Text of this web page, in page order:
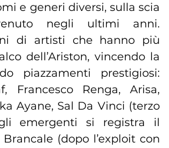
e generi diversi, sulla scia
negli ultimi anni.
di artisti che hanno più
dell’Ariston, vincendo la
piazzamenti prestigiosi:
Francesco Renga, Arisa,
Ayane, Sal Da Vinci (terzo
emergenti si registra il
(dopo l’exploit con